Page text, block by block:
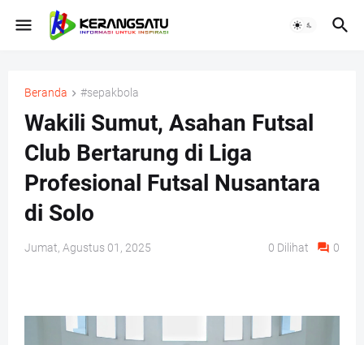
Beranda #sepakbola
Wakili Sumut, Asahan Futsal
Club Bertarung di Liga
Profesional Futsal Nusantara
di Solo
Jumat, Agustus 01, 2025 0 Dilihat 0